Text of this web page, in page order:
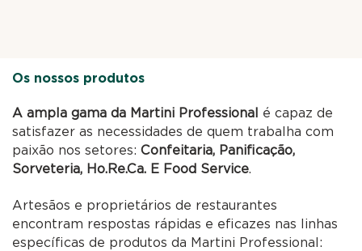
Os nossos produtos
A ampla gama da Martini Professional é capaz de
satisfazer as necessidades de quem trabalha com
paixão nos setores:Confeitaria, Panificação,
Sorveteria, Ho.Re.Ca. E Food Service.
Artesãos e proprietários de restaurantes
encontram respostas rápidas e eficazes nas linhas
específicas de produtos da Martini Professional: